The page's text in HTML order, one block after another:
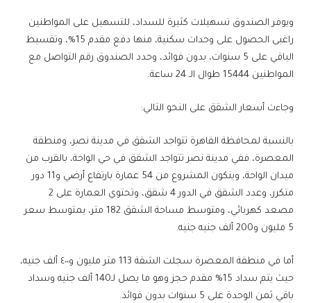
ويوفر الصندوق تسهيلات كثيرة للسداد، للتسهيل على المواطنين
راغبى الحصول على وحدات سكنية، منها دفع مقدم 15%، وتقسيط
الباقي على 5 سنوات، بدون فوائد، وحدد الصندوق رقم التواصل مع
المواطنين 15444 طوال الـ 24 ساعة.
وجاءت أسعار الشقق على النحو التالي:
بالنسبة لمحافظة القاهرة تتواجد الشقق في مدينة نصر، ومنطقة
المعصرة، ففي مدينة نصر تتواجد الشقق في حي الواحة، بالقرب من
ميدان الواحة، ويتكون المشروع من 54 عمارة بارتفاع أرضي و11 دور
متكرر، وعدد الشقق في الدور 4 شقق، وتحتوي العمارة على 2
مصعد كهربائي، ومتوسط مساحة الشقق 182 متر، بمتوسط سعر
5 مليون و200 ألف جنيه جنيه.
أما في منطقة المعصرة سجلت الشقة 113 متر مليون و٤٠٠ ألف جنيه،
حيث يتم سداد 15% مقدم حجز وهو ما يصل لـ140 ألف جنيه وسداد
باقي ثمن الوحدة على 5 سنوات بدون فوائد.